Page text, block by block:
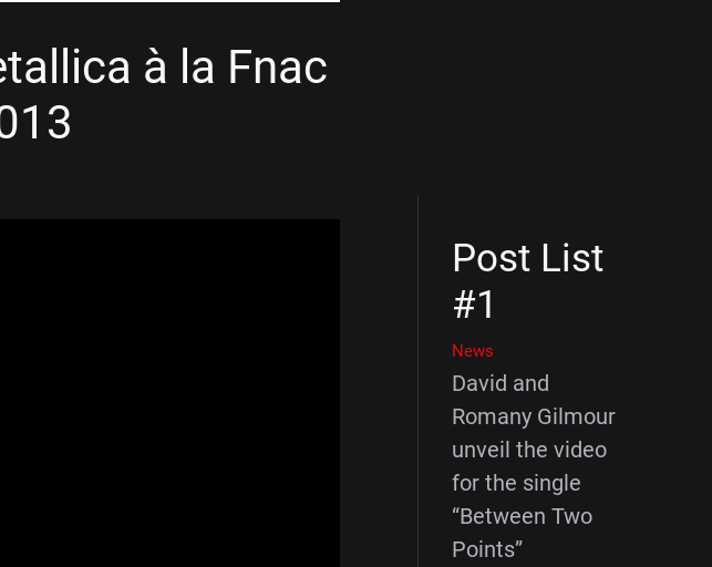
à la Fnac
Post List
#1
News
David and
Romany Gilmour
unveil the video
for the single
“Between Two
Points”